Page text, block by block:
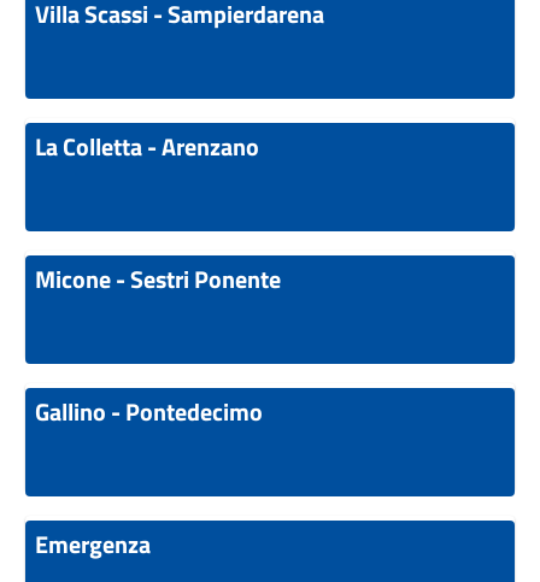
Villa Scassi - Sampierdarena
La Colletta - Arenzano
Micone - Sestri Ponente
Gallino - Pontedecimo
Emergenza